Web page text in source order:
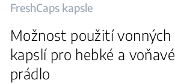
FreshCaps kapsle
Možnost použití vonných
kapslí pro hebké a voňavé
prádlo